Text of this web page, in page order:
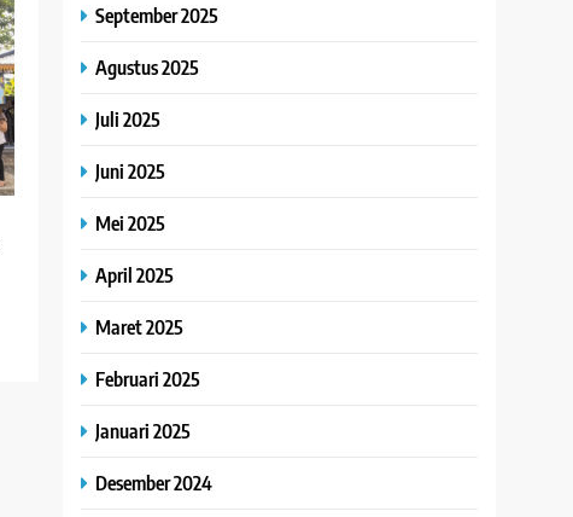
September 2025
Agustus 2025
Juli 2025
Juni 2025
Mei 2025
April 2025
Maret 2025
Februari 2025
Januari 2025
Desember 2024